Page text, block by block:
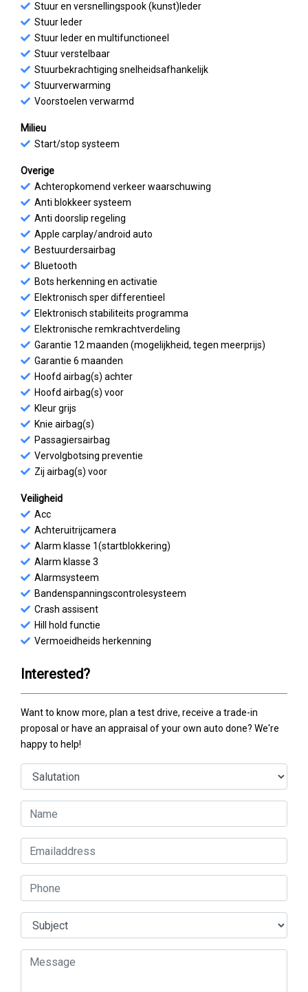
Stuur en versnellingspook (kunst)leder
Stuur leder
Stuur leder en multifunctioneel
Stuur verstelbaar
Stuurbekrachtiging snelheidsafhankelijk
Stuurverwarming
Voorstoelen verwarmd
Milieu
Start/stop systeem
Overige
Achteropkomend verkeer waarschuwing
Anti blokkeer systeem
Anti doorslip regeling
Apple carplay/android auto
Bestuurdersairbag
Bluetooth
Bots herkenning en activatie
Elektronisch sper differentieel
Elektronisch stabiliteits programma
Elektronische remkrachtverdeling
Garantie 12 maanden (mogelijkheid, tegen meerprijs)
Garantie 6 maanden
Hoofd airbag(s) achter
Hoofd airbag(s) voor
Kleur grijs
Knie airbag(s)
Passagiersairbag
Vervolgbotsing preventie
Zij airbag(s) voor
Veiligheid
Acc
Achteruitrijcamera
Alarm klasse 1(startblokkering)
Alarm klasse 3
Alarmsysteem
Bandenspanningscontrolesysteem
Crash assisent
Hill hold functie
Vermoeidheids herkenning
Interested?
Want to know more, plan a test drive, receive a trade-in
proposal or have an appraisal of your own auto done? We're
happy to help!